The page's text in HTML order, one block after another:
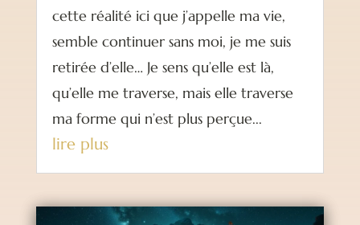
cette réalité ici que j’appelle ma vie,
semble continuer sans moi, je me suis
retirée d’elle… Je sens qu’elle est là,
qu’elle me traverse, mais elle traverse
ma forme qui n’est plus perçue...
lire plus